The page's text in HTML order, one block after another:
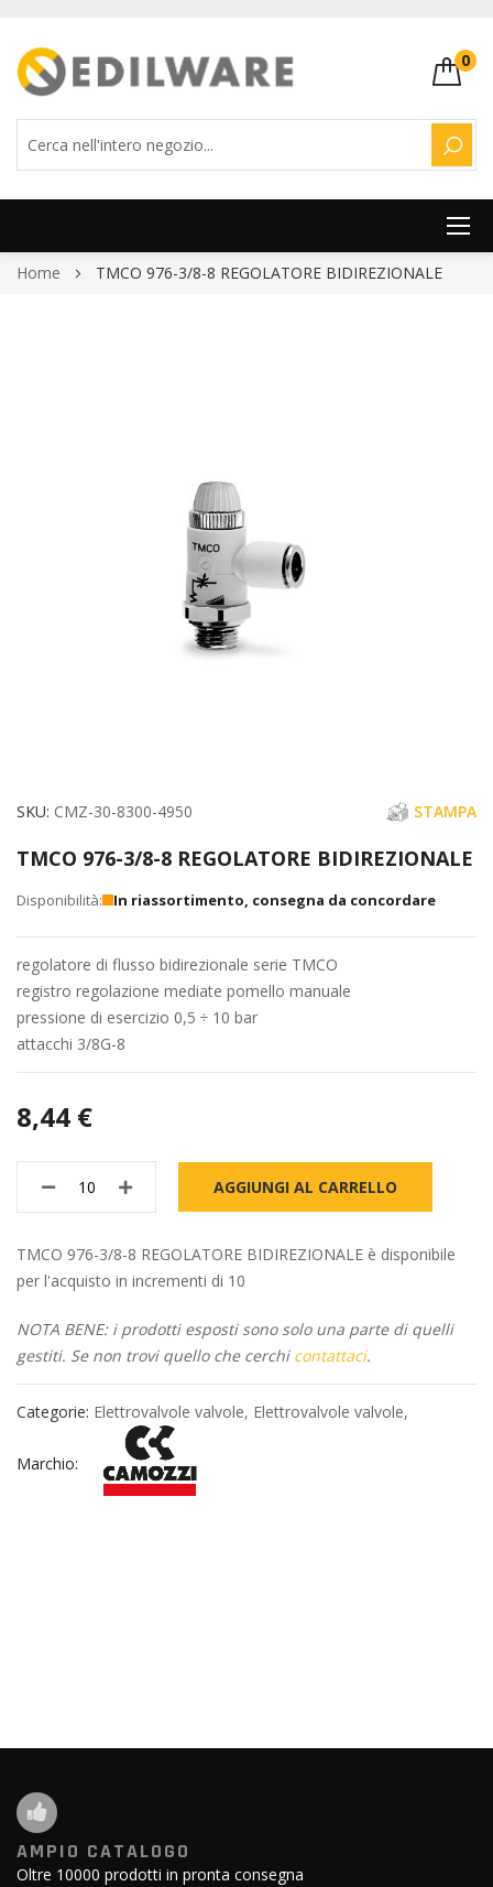
0
Salta
Home TMCO 976-3/8-8 REGOLATORE BIDIREZIONALE
Vai
della
immagini
SKU CMZ-30-8300-4950 STAMPA
TMCO 976-3/8-8 REGOLATORE BIDIREZIONALE
In riassortimento, consegna da concordare
regolatore di flusso bidirezionale serie TMCO
registro regolazione mediate pomello manuale
pressione di esercizio 0,5 ÷ 10 bar
attacchi 3/8G-8
8,44 €
AGGIUNGI AL CARRELLO
TMCO 976-3/8-8 REGOLATORE BIDIREZIONALE è disponibile
per l'acquisto in incrementi di 10
NOTA BENE: i prodotti esposti sono solo una parte di quelli
gestiti. Se non trovi quello che cerchi contattaci.
Categorie: Elettrovalvole valvole, Elettrovalvole valvole,
Marchio:
AMPIO CATALOGO
Oltre 10000 prodotti in pronta consegna